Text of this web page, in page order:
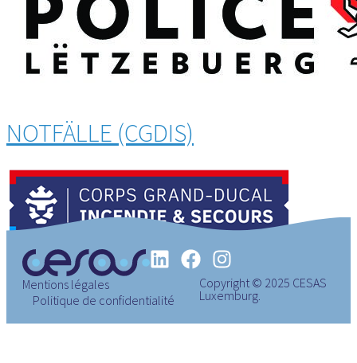
NOTFÄLLE (CGDIS)
Copyright © 2025 CESAS
Luxemburg.
Mentions légales
Politique de confidentialité